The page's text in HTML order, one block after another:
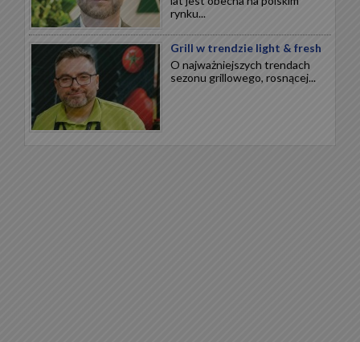
rynku...
Grill w trendzie light & fresh
O najważniejszych trendach
sezonu grillowego, rosnącej...